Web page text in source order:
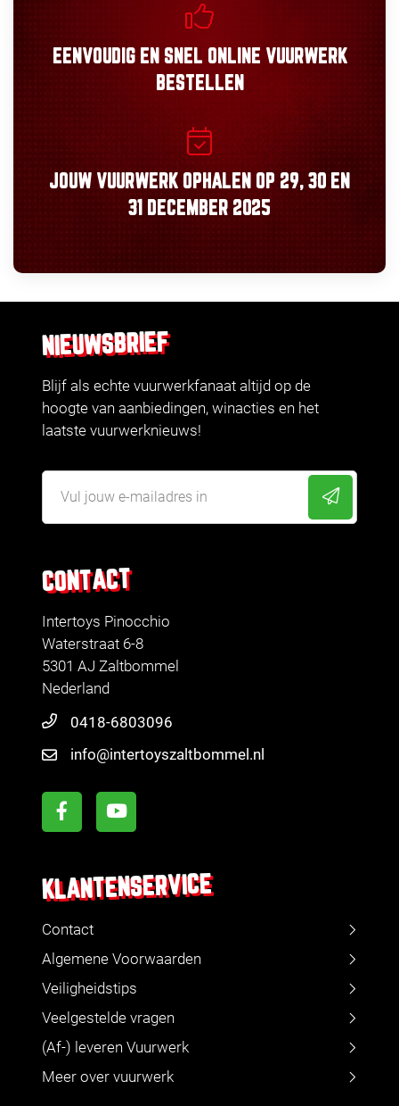
EENVOUDIGEN SNEL ONLINE VUURWERK
BESTELLEN
JOUW VUURWERK OPHALEN OP 29, 30 EN
31 DECEMBER 2025
CONTACT
Intertoys Pinocchio
Waterstraat 6-8
5301 AJ Zaltbommel
Nederland
0418-6803096
info@intertoyszaltbommel.nl
KLANTENSERVICE
Contact
Algemene Voorwaarden
Veiligheidstips
Veelgestelde vragen
(Af-) leveren Vuurwerk
Meer over vuurwerk
NIEUWSBRIEF
Blijf als echte vuurwerkfanaat altijd op de
hoogte van aanbiedingen, winacties en het
laatste vuurwerknieuws!